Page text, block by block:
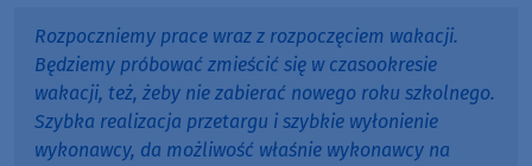
Rozpoczniemy prace wraz z rozpoczęciem wakacji.
Będziemy próbować zmieścić się w czasookresie
wakacji, też, żeby nie zabierać nowego roku szkolnego.
Szybka realizacja przetargu i szybkie wyłonienie
wykonawcy, da możliwość właśnie wykonawcy na